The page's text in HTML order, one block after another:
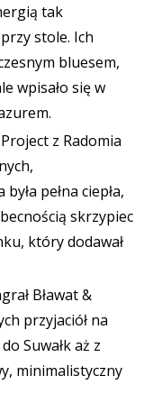
tak
stole. Ich
bluesem,
wpisało się w
z Radomia
pełna ciepła,
skrzypiec
który dodawał
Bławat &
przyjaciół na
Suwałk aż z
minimalistyczny